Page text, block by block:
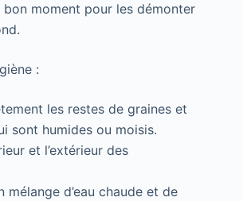
bon moment pour les démonter
:
les restes de graines et
sont humides ou moisis.
et l’extérieur des
mélange d’eau chaude et de